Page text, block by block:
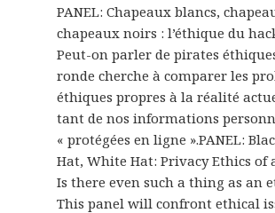
PANEL: Chapeaux blancs,
chapeaux noirs : l’éthique du
Peut-on parler de pirates
ronde cherche à comparer les
éthiques propres à la réalité
tant de nos informations
« protégées en ligne ».PANEL:
Hat, White Hat: Privacy Ethics of
Is there even such a thing as an
This panel will confront ethical